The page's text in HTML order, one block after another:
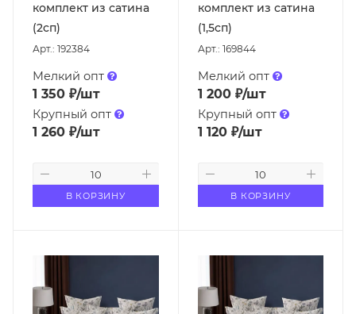
комплект из сатина
(2сп)
Арт.: 192384
Мелкий опт
1 350 ₽/шт
Крупный опт
1 260 ₽/шт
В КОРЗИНУ
комплект из сатина
(1,5сп)
Арт.: 169844
Мелкий опт
1 200₽/шт
Крупный опт
1 120₽/шт
В КОРЗИНУ